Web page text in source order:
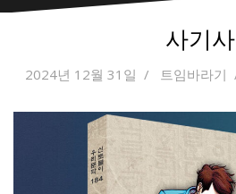
사기사
2024년 12월 31일 트임바라기